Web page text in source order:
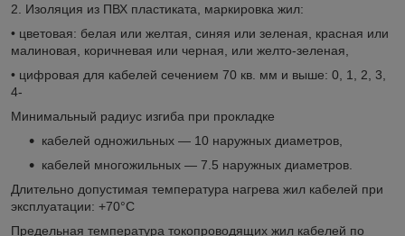
2. Изоляция из ПВХ пластиката, маркировка жил:
• цветовая: белая или желтая, синяя или зеленая, красная или
малиновая, коричневая или черная, или желто-зеленая,
• цифровая для кабелей сечением 70 кв. мм и выше: 0, 1, 2, 3,
4-
Минимальный радиус изгиба при прокладке
кабелей одножильных — 10 наружных диаметров,
кабелей многожильных — 7.5 наружных диаметров.
Длительно допустимая температура нагрева жил кабелей при
эксплуатации: +70°С
Предельная температура токопроводящих жил кабелей по